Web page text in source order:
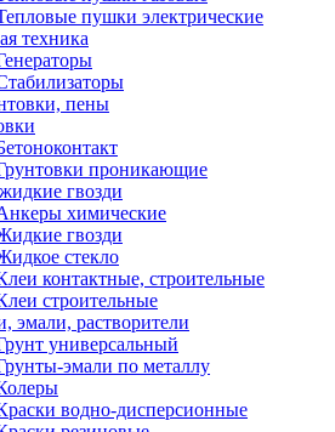
пушки электрические
техника
пены
проникающие
гвозди
химические
гвозди
стекло
контактные, строительные
строительные
эмали, растворители
универсальный
эмали по металлу
водно-дисперсионные